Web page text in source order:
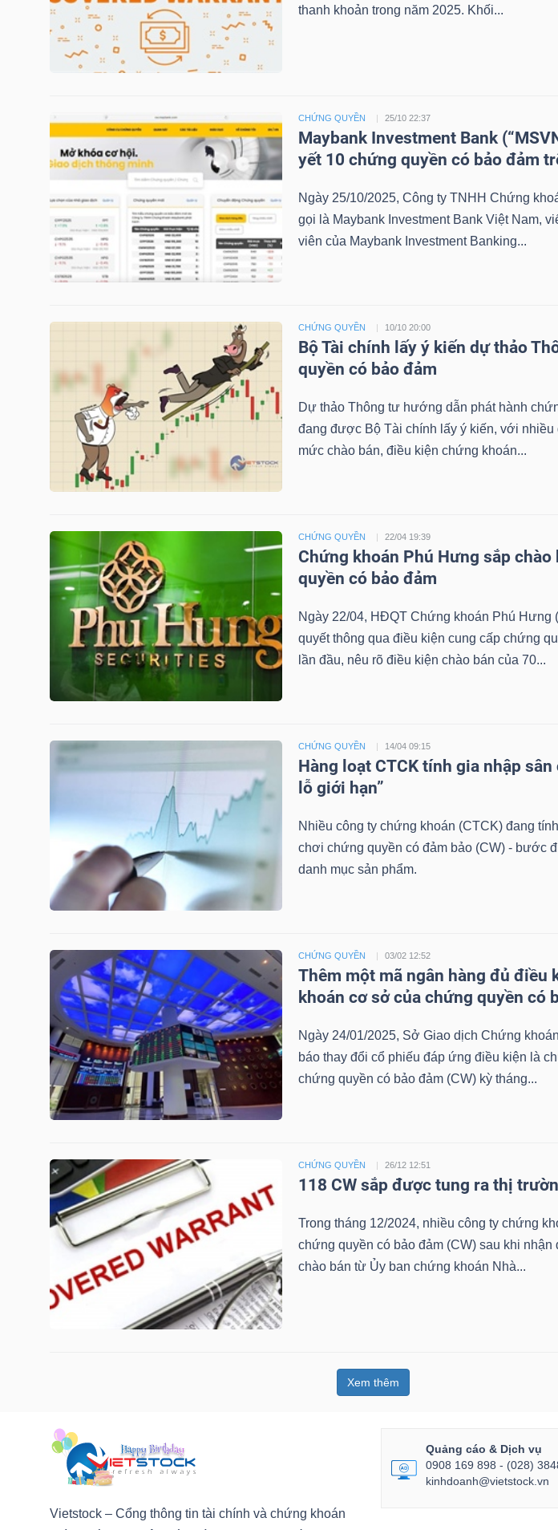
thanh khoản trong năm 2025. Khối...
CHỨNG QUYỀN 25/10 22:37
Maybank Investment Bank
yết 10 chứng quyền có bảo đảm
Ngày 25/10/2025, Công ty TNHH Chứng
gọi là Maybank Investment Bank Việt Nam,
viên của Maybank Investment Banking...
CHỨNG QUYỀN 10/10 20:00
Bộ Tài chính lấy ý kiến dự thảo
quyền có bảo đảm
Dự thảo Thông tư hướng dẫn phát hành
đang được Bộ Tài chính lấy ý kiến, với nhiều
mức chào bán, điều kiện chứng khoán...
CHỨNG QUYỀN 22/04 19:39
Chứng khoán Phú Hưng sắp chào
quyền có bảo đảm
Ngày 22/04, HĐQT Chứng khoán Phú Hưng
quyết thông qua điều kiện cung cấp chứng
lần đầu, nêu rõ điều kiện chào bán của 70...
CHỨNG QUYỀN 14/04 09:15
Hàng loạt CTCK tính gia nhập
lỗ giới hạn”
Nhiều công ty chứng khoán (CTCK) đang
chơi chứng quyền có đảm bảo (CW) - bước
danh mục sản phẩm.
CHỨNG QUYỀN 03/02 12:52
Thêm một mã ngân hàng đủ điều
khoán cơ sở của chứng quyền có
Ngày 24/01/2025, Sở Giao dịch Chứng
báo thay đổi cổ phiếu đáp ứng điều kiện là
chứng quyền có bảo đảm (CW) kỳ tháng...
CHỨNG QUYỀN 26/12 12:51
118 CW sắp được tung ra thị
Trong tháng 12/2024, nhiều công ty chứng
chứng quyền có bảo đảm (CW) sau khi
chào bán từ Ủy ban chứng khoán Nhà...
Xem thêm
Vietstock – Cổng thông tin tài chính và chứng khoán
Quảng cáo & Dịch vụ
0908 169 898 - (028)
kinhdoanh@vietstock.vn
NGÀNH
DOANH
NGHIỆP
PHIẾU
LIỆU
SECTOR
NĂNG
LƯỢNG
NGUYÊN
VẬT
LIỆU
TIÊU
THIẾT